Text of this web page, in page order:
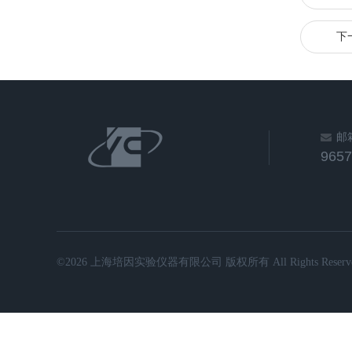
下
邮
©2026 上海培因实验仪器有限公司 版权所有 All Rights